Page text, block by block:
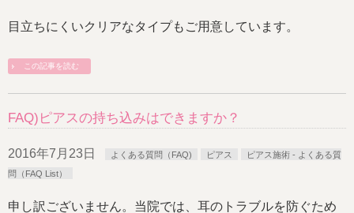
目立ちにくいクリアなタイプもご用意しています。
この記事を読む
FAQ)ピアスの持ち込みはできますか？
2016年7月23日 よくある質問（FAQ) ピアス
ピアス施術 - よくある質
問（FAQ List）
申し訳ございません。当院では、耳のトラブルを防ぐため